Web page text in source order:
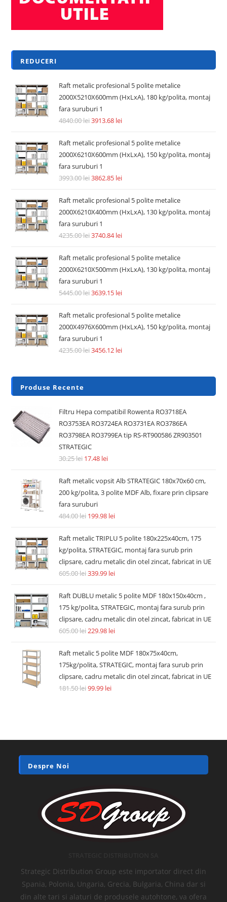
REDUCERI
Raft metalic profesional 5 polite metalice
2000X5210X600mm (HxLxA), 180 kg/polita, montaj
fara suruburi 1
4840.00lei3913.68 lei
Raft metalic profesional 5 polite metalice
2000X6210X600mm (HxLxA), 150 kg/polita, montaj
fara suruburi 1
3993.00lei3862.85 lei
Raft metalic profesional 5 polite metalice
2000X6210X400mm (HxLxA), 130 kg/polita, montaj
fara suruburi 1
4235.00lei3740.84lei
Raft metalic profesional 5 polite metalice
2000X6210X500mm (HxLxA), 130 kg/polita, montaj
fara suruburi 1
5445.00lei3639.15 lei
Raft metalic profesional 5 polite metalice
2000X4976X600mm (HxLxA), 150 kg/polita, montaj
fara suruburi 1
4235.00lei3456.12 lei
Produse Recente
Filtru Hepa compatibil Rowenta RO3718EA
RO3753EA RO3724EA RO3731EA RO3786EA
RO3798EA RO3799EA tip RS-RT900586 ZR903501
STRATEGIC
30.25lei 17.48 lei
Raft metalic vopsit Alb STRATEGIC 180x70x60 cm,
200 kg/polita, 3 polite MDF Alb, fixare prin clipsare
fara suruburi
484.00lei 199.98 lei
Raft metalic TRIPLU 5 polite 180x225x40cm, 175
kg/polita, STRATEGIC, montaj fara surub prin
clipsare, cadru metalic din otel zincat, fabricat in UE
605.00lei339.99 lei
Raft DUBLU metalic 5 polite MDF 180x150x40cm ,
175 kg/polita, STRATEGIC, montaj fara surub prin
clipsare, cadru metalic din otel zincat, fabricat in UE
605.00lei229.98 lei
Raft metalic 5 polite MDF 180x75x40cm,
175kg/polita, STRATEGIC, montaj fara surub prin
clipsare, cadru metalic din otel zincat, fabricat in UE
181.50lei99.99 lei
Despre Noi
Strategic Distribution Group este importator direct din
Spania, Polonia, Ungaria, Grecia, Bulgaria, China dar si
din alte tari si alaturi de produsele autohtone, va ofera